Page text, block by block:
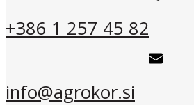
+386 1 257 45 82
info@agrokor.si